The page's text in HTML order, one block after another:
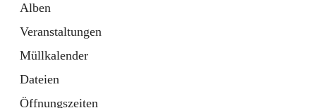
Alben
Veranstaltungen
Müllkalender
Dateien
Öffnungszeiten